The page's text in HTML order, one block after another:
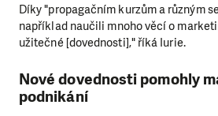
Díky "propagačním kurzům a různým
například naučili mnoho věcí o
užitečné [dovednosti]," říká Iurie.
Nové dovednosti pomohly
podnikání